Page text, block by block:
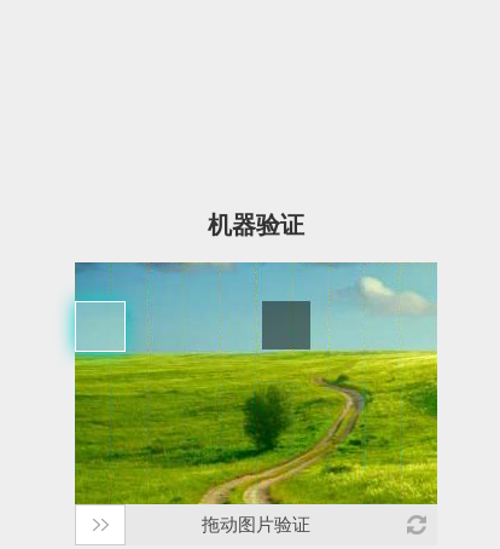
机器验证
拖动图片验证